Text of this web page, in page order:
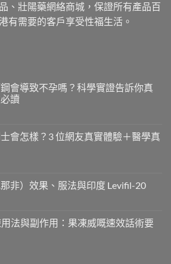
、壯陽藥網絡商城，保證所有產品百
有需要的客戶享受性福生活。
會導致不孕嗎？科學實證告訴你真
讀
會怎樣？3 位網友真實體驗＋醫學真
非）效果、服法與印度 Levifil-20
用法與副作用：果凍威嘅速效話術要